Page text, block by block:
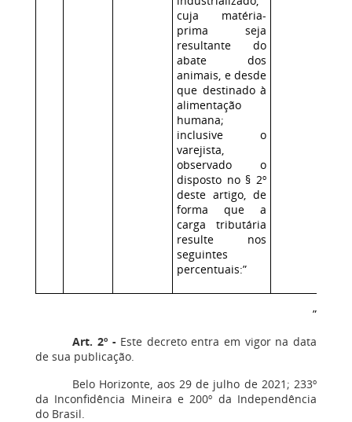
cuja matéria-
prima seja
resultante do
abate dos
animais, e desde
que destinado à
alimentação
humana;
inclusive o
varejista,
observado o
disposto no § 2º
deste artigo, de
forma que a
carga tributária
resulte nos
seguintes
percentuais:”
”
Art. 2º - Este decreto entra em vigor na data
de sua publicação.
Belo Horizonte, aos 29 de julho de 2021; 233º
da Inconfidência Mineira e 200º da Independência
do Brasil.